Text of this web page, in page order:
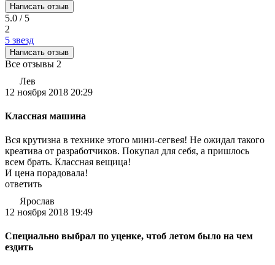
Написать отзыв
5.0 / 5
2
5 звезд
Написать отзыв
Все отзывы 2
Лев
12 ноября 2018 20:29
Классная машина
Вся крутизна в технике этого мини-сегвея! Не ожидал такого
креатива от разработчиков. Покупал для себя, а пришлось
всем брать. Классная вещица!
И цена порадовала!
ответить
Ярослав
12 ноября 2018 19:49
Специально выбрал по уценке, чтоб летом было на чем
ездить